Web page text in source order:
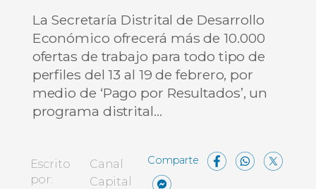
La Secretaría Distrital de Desarrollo
Económico ofrecerá más de 10.000
ofertas de trabajo para todo tipo de
perfiles del 13 al 19 de febrero, por
medio de ‘Pago por Resultados’, un
programa distrital…
Escrito
por:
Canal
Capital